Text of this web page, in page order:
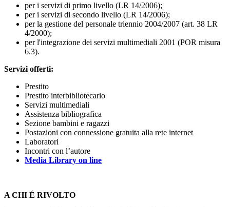
per i servizi di primo livello (LR 14/2006);
per i servizi di secondo livello (LR 14/2006);
per la gestione del personale triennio 2004/2007 (art. 38 LR
4/2000);
per l'integrazione dei servizi multimediali 2001 (POR misura
6.3).
Servizi offerti:
Prestito
Prestito interbibliotecario
Servizi multimediali
Assistenza bibliografica
Sezione bambini e ragazzi
Postazioni con connessione gratuita alla rete internet
Laboratori
Incontri con l’autore
Media Library on line
A CHI É RIVOLTO